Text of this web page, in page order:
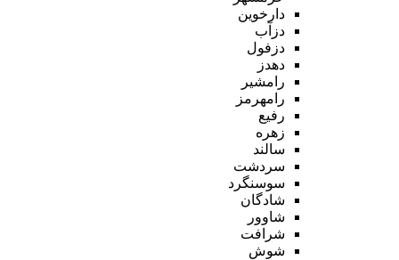
دارخوین
دزآب
دزفول
دهدز
رامشیر
رامهرمز
رفیع
زهره
سالند
سردشت
سوسنگرد
شادگان
شاوور
شرافت
شوش